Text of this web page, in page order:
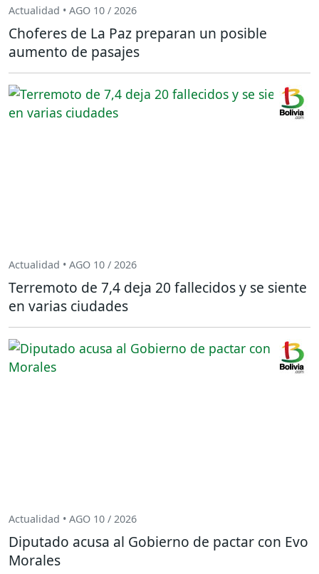
Actualidad • AGO 10 / 2026
Choferes de La Paz preparan un posible
aumento de pasajes
Actualidad • AGO 10 / 2026
Terremoto de 7,4 deja 20 fallecidos y se siente
en varias ciudades
Actualidad • AGO 10 / 2026
Diputado acusa al Gobierno de pactar con Evo
Morales